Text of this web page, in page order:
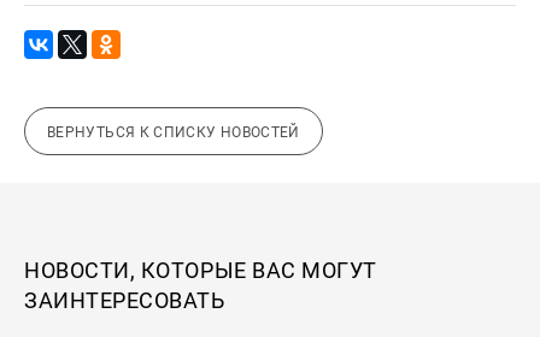
ВЕРНУТЬСЯ К СПИСКУ НОВОСТЕЙ
НОВОСТИ, КОТОРЫЕ ВАС МОГУТ
ЗАИНТЕРЕСОВАТЬ